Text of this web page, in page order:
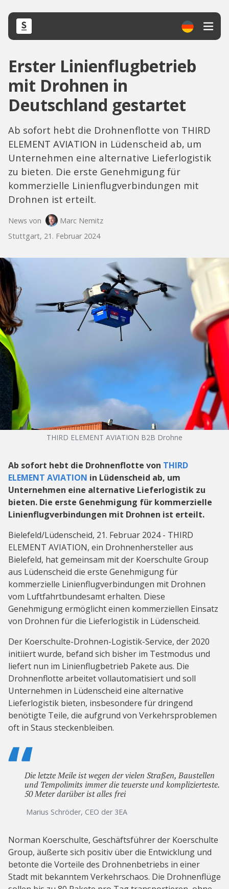
Erster Linienflugbetrieb
mit Drohnen in
Deutschland gestartet
Ab sofort hebt die Drohnenflotte von THIRD
ELEMENT AVIATION in Lüdenscheid ab, um
Unternehmen eine alternative Lieferlogistik
zu bieten. Die erste Genehmigung für
kommerzielle Linienflugverbindungen mit
Drohnen ist erteilt.
News von
Marc Nemitz
Stuttgart, 21. Februar 2024
THIRD ELEMENT AVIATION B2B Drohne
Ab sofort hebt die Drohnenflotte von THIRD
ELEMENT AVIATION in Lüdenscheid ab, um
Unternehmen eine alternative Lieferlogistik zu
bieten. Die erste Genehmigung für kommerzielle
Linienflugverbindungen mit Drohnen ist erteilt.
Bielefeld/Lüdenscheid, 21. Februar 2024 - THIRD
ELEMENT AVIATION, ein Drohnenhersteller aus
Bielefeld, hat gemeinsam mit der Koerschulte Group
aus Lüdenscheid die erste Genehmigung für
kommerzielle Linienflugverbindungen mit Drohnen
vom Luftfahrtbundesamt erhalten. Diese
Genehmigung ermöglicht einen kommerziellen Einsatz
von Drohnen für die Lieferlogistik in Lüdenscheid.
Der Koerschulte-Drohnen-Logistik-Service, der 2020
initiiert wurde, befand sich bisher im Testmodus und
liefert nun im Linienflugbetrieb Pakete aus. Die
Drohnenflotte arbeitet vollautomatisiert und soll
Unternehmen in Lüdenscheid eine alternative
Lieferlogistik bieten, insbesondere für dringend
benötigte Teile, die aufgrund von Verkehrsproblemen
oft in Staus steckenbleiben.
Die letzte Meile ist wegen der vielen Straßen, Baustellen
und Tempolimits immer die teuerste und komplizierteste.
50 Meter darüber ist alles frei
Marius Schröder, CEO der 3EA
Norman Koerschulte, Geschäftsführer der Koerschulte
Group, äußerte sich positiv über die Entwicklung und
betonte die Vorteile des Drohnenbetriebs in einer
Stadt mit bekanntem Verkehrschaos. Die Drohnenflüge